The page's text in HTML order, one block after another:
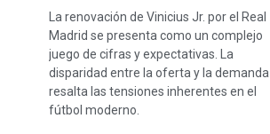
La renovación de Vinicius Jr. por el Real
Madrid se presenta como un complejo
juego de cifras y expectativas. La
disparidad entre la oferta y la demanda
resalta las tensiones inherentes en el
fútbol moderno.